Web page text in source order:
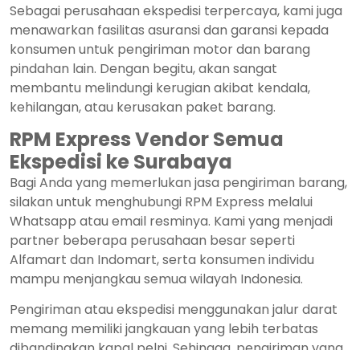
Sebagai perusahaan ekspedisi terpercaya, kami juga
menawarkan fasilitas asuransi dan garansi kepada
konsumen untuk pengiriman motor dan barang
pindahan lain. Dengan begitu, akan sangat
membantu melindungi kerugian akibat kendala,
kehilangan, atau kerusakan paket barang.
RPM Express Vendor Semua
Ekspedisi ke Surabaya
Bagi Anda yang memerlukan jasa pengiriman barang,
silakan untuk menghubungi RPM Express melalui
Whatsapp atau email resminya. Kami yang menjadi
partner beberapa perusahaan besar seperti
Alfamart dan Indomart, serta konsumen individu
mampu menjangkau semua wilayah Indonesia.
Pengiriman atau ekspedisi menggunakan jalur darat
memang memiliki jangkauan yang lebih terbatas